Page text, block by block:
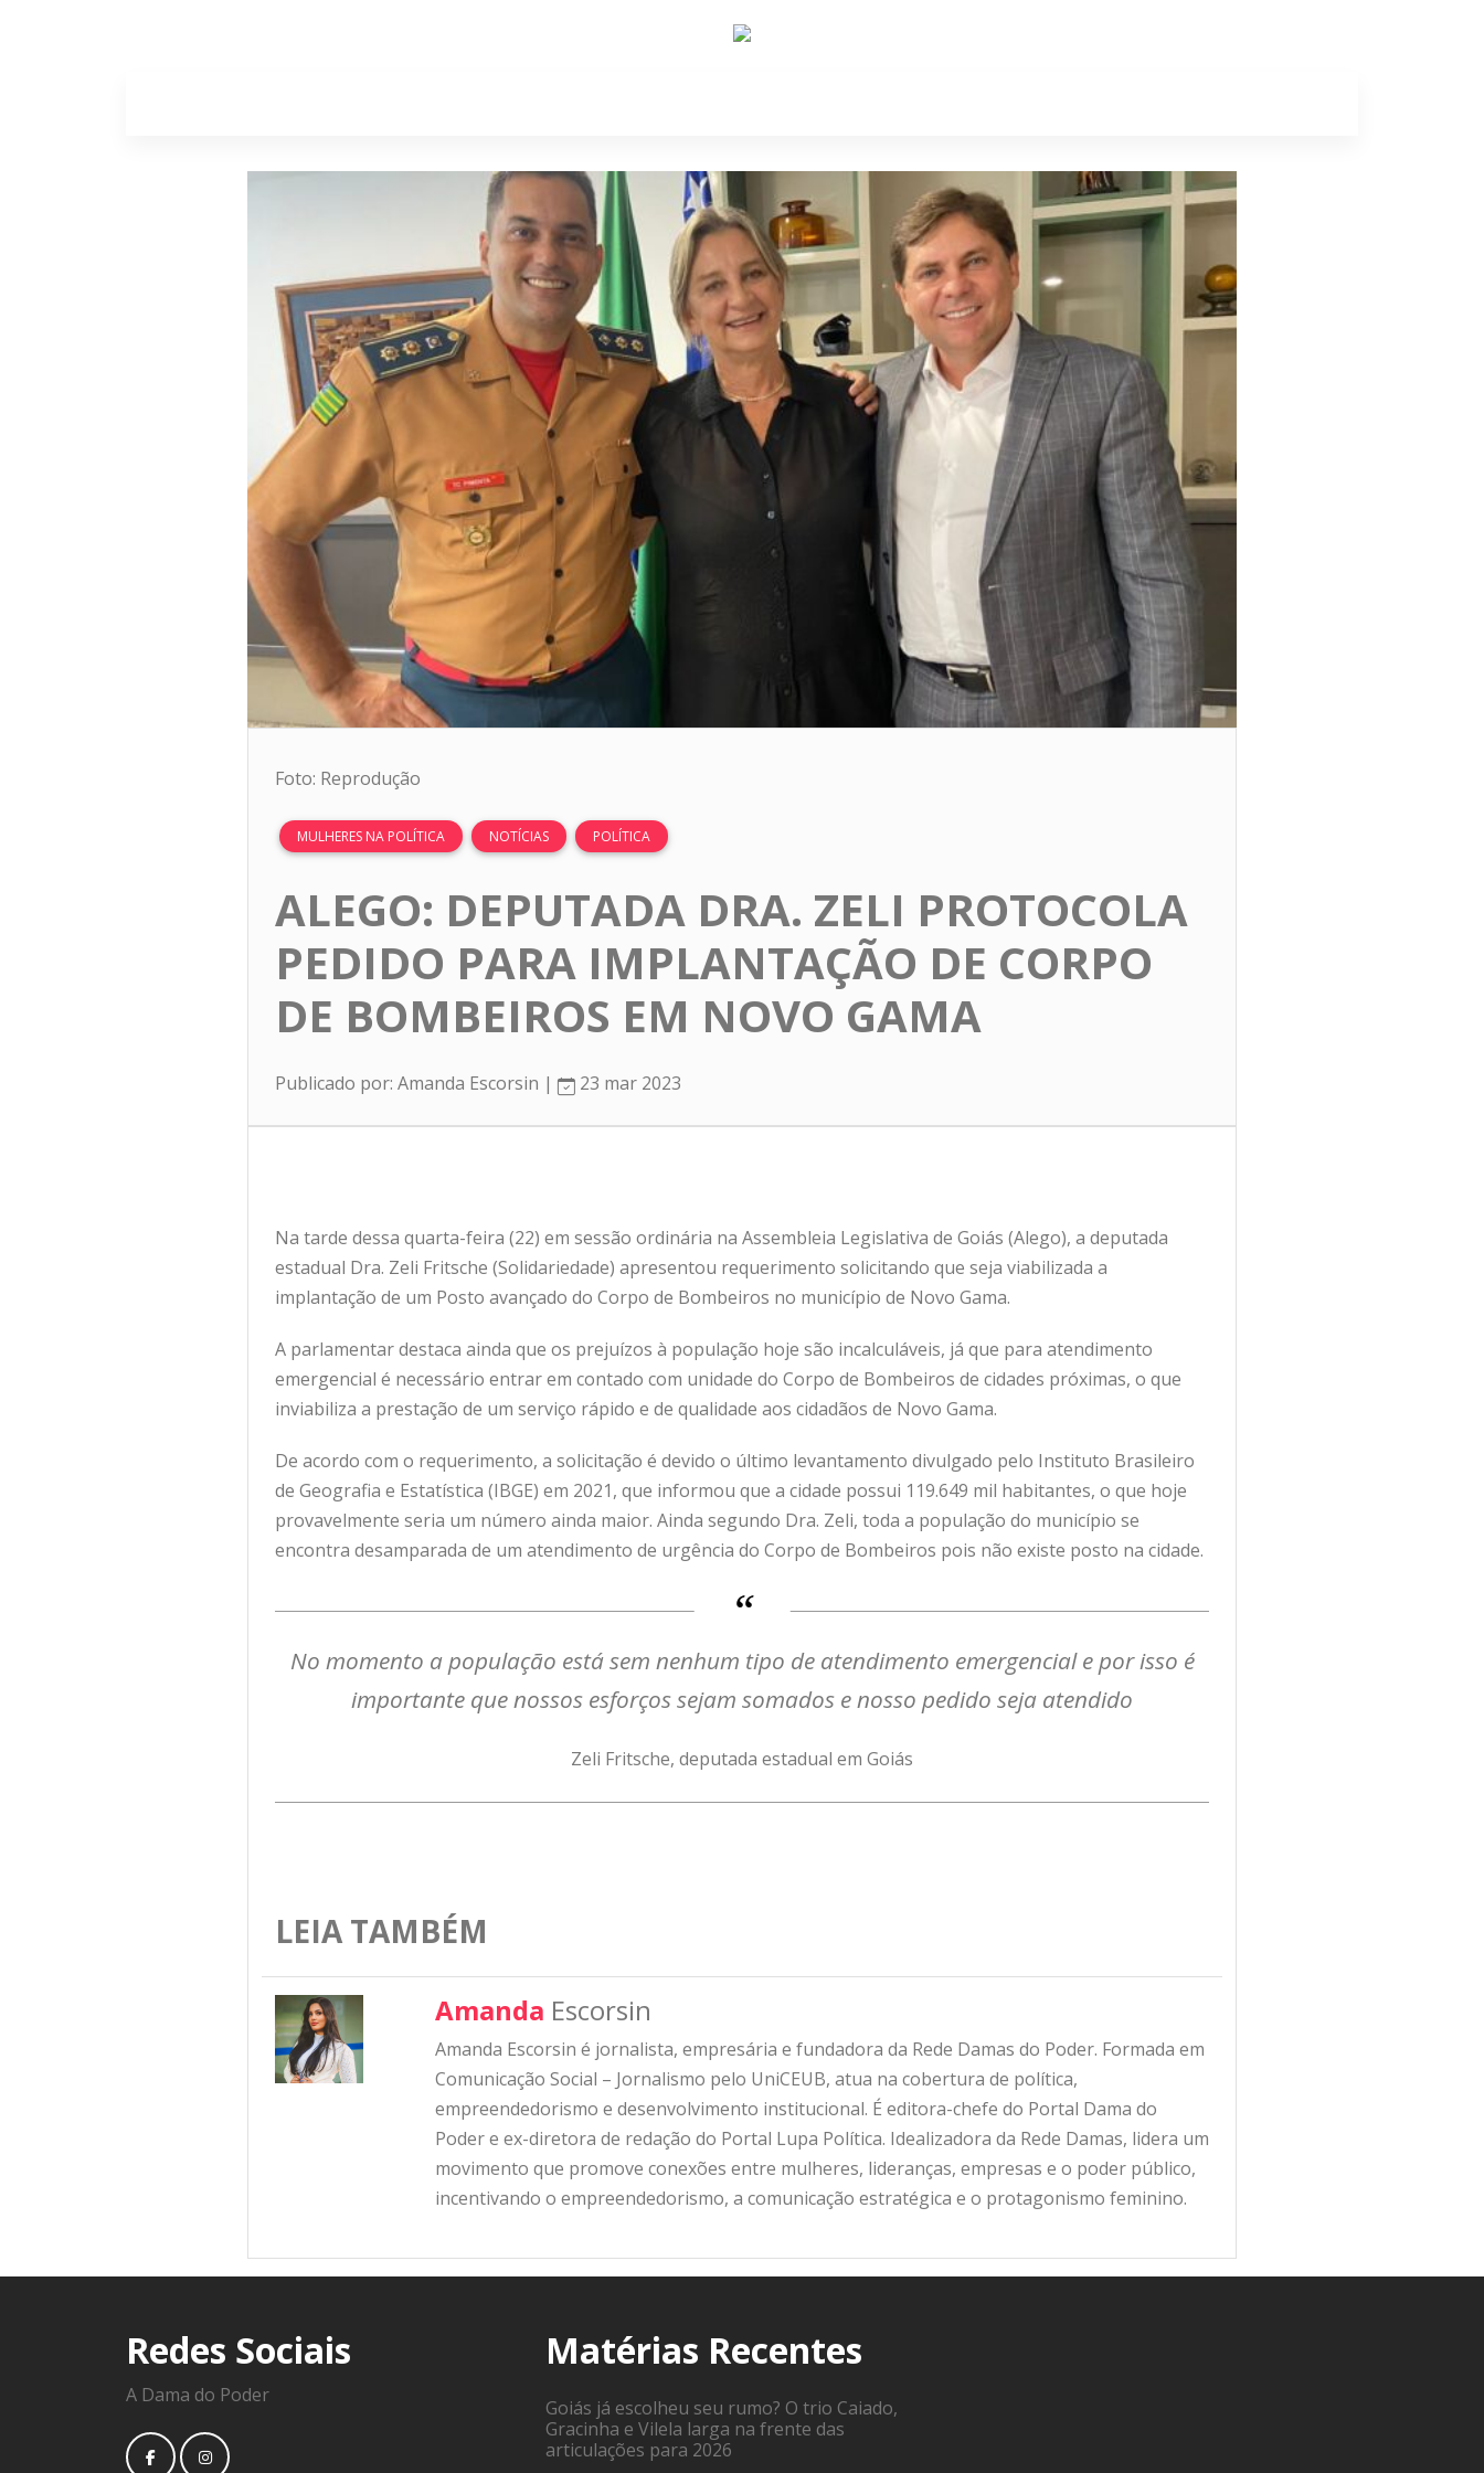
Foto: Reprodução
MULHERES NA POLÍTICA NOTÍCIAS POLÍTICA
ALEGO: DEPUTADA DRA. ZELI PROTOCOLA
PEDIDO PARA IMPLANTAÇÃO DE CORPO
DE BOMBEIROS EM NOVO GAMA
Publicado por: Amanda Escorsin | 23 mar 2023
Na tarde dessa quarta-feira (22) em sessão ordinária na Assembleia Legislativa de Goiás (Alego), a deputada
estadual Dra. Zeli Fritsche (Solidariedade) apresentou requerimento solicitando que seja viabilizada a
implantação de um Posto avançado do Corpo de Bombeiros no município de Novo Gama.
A parlamentar destaca ainda que os prejuízos à população hoje são incalculáveis, já que para atendimento
emergencial é necessário entrar em contado com unidade do Corpo de Bombeiros de cidades próximas, o que
inviabiliza a prestação de um serviço rápido e de qualidade aos cidadãos de Novo Gama.
De acordo com o requerimento, a solicitação é devido o último levantamento divulgado pelo Instituto Brasileiro
de Geografia e Estatística (IBGE) em 2021, que informou que a cidade possui 119.649 mil habitantes, o que hoje
provavelmente seria um número ainda maior. Ainda segundo Dra. Zeli, toda a população do município se
encontra desamparada de um atendimento de urgência do Corpo de Bombeiros pois não existe posto na cidade.
No momento a população está sem nenhum tipo de atendimento emergencial e por isso é
importante que nossos esforços sejam somados e nosso pedido seja atendido
Zeli Fritsche, deputada estadual em Goiás
LEIA TAMBÉM
Amanda Escorsin
Amanda Escorsin é jornalista, empresária e fundadora da Rede Damas do Poder. Formada em
Comunicação Social – Jornalismo pelo UniCEUB, atua na cobertura de política,
empreendedorismo e desenvolvimento institucional. É editora-chefe do Portal Dama do
Poder e ex-diretora de redação do Portal Lupa Política. Idealizadora da Rede Damas, lidera um
movimento que promove conexões entre mulheres, lideranças, empresas e o poder público,
incentivando o empreendedorismo, a comunicação estratégica e o protagonismo feminino.
Redes Sociais
A Dama do Poder
Matérias Recentes
Goiás já escolheu seu rumo? O trio Caiado,
Gracinha e Vilela larga na frente das
articulações para 2026